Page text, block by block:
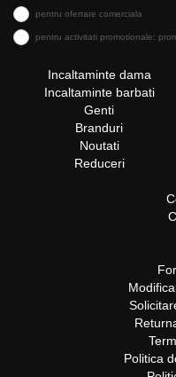
pentru ofertare comerciala
pentru activitati promotionale:
Incaltaminte dama
Incaltaminte barbati
Genti
Branduri
Noutati
Reduceri
Politica